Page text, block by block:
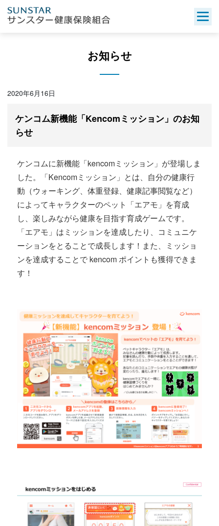
Skip
お知らせ
2020年6月16日
ケンコム新機能「Kencomミッション」のお知
らせ
ケンコムに新機能「kencomミッション」が登場しま
した。「Kencomミッション」とは、自分の健康行
動（ウォーキング、体重登録、健康記事閲覧など）
によってキャラクターのペット「エアモ」を育成
し、楽しみながら健康を目指す育成ゲームです。
「エアモ」はミッションを達成したり、コミュニケ
ーションをとることで成長します！また、ミッショ
ンを達成することで kencomポイントも獲得できま
す！